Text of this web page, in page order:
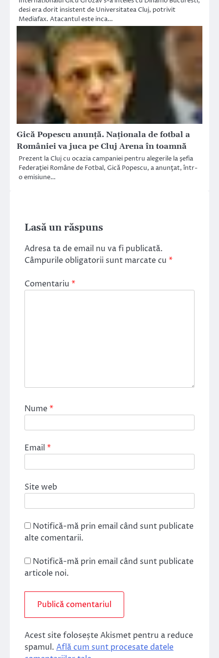
desi era dorit insistent de Universitatea Cluj, potrivit
Mediafax. Atacantul este inca…
Gică Popescu anunţă. Naţionala de fotbal a
României va juca pe Cluj Arena în toamnă
Prezent la Cluj cu ocazia campaniei pentru alegerile la şefia
Federaţiei Române de Fotbal, Gică Popescu, a anunţat, într-
o emisiune…
Lasă un răspuns
Adresa ta de email nu va fi publicată.
Câmpurile obligatorii sunt marcate cu *
Comentariu *
Nume*
Email *
Site web
Notifică-mă prin email când sunt publicate
alte comentarii.
Notifică-mă prin email când sunt publicate
articole noi.
Acest site folosește Akismet pentru a reduce
spamul. Află cum sunt procesate datele